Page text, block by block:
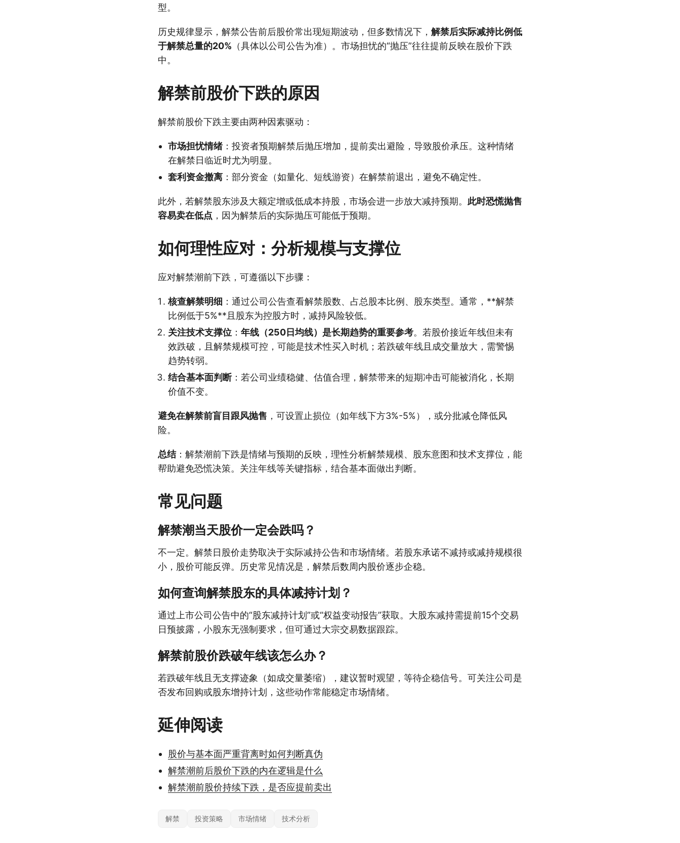
型。
历史规律显示，解禁公告前后股价常出现短期波动，但多数情况下， 解禁后实际减持比例低
于解禁总量的20% （具体以公司公告为准）。市场担忧的“抛压”往往提前反映在股价下跌
中。
解禁前股价下跌的原因
解禁前股价下跌主要由两种因素驱动：
市场担忧情绪：投资者预期解禁后抛压增加，提前卖出避险，导致股价承压。这种情绪
在解禁日临近时尤为明显。
套利资金撤离 ：部分资金（如量化、短线游资）在解禁前退出，避免不确定性。
此外，若解禁股东涉及大额定增或低成本持股，市场会进一步放大减持预期。 此时恐慌抛售
容易卖在低点 ，因为解禁后的实际抛压可能低于预期。
如何理性应对：分析规模与支撑位
应对解禁潮前下跌，可遵循以下步骤：
核查解禁明细 ：通过公司公告查看解禁股数、占总股本比例、股东类型。通常，**解禁
比例低于5%**且股东为控股方时，减持风险较低。
关注技术支撑位 ： 年线（250日均线）是长期趋势的重要参考。若股价接近年线但未有
效跌破，且解禁规模可控，可能是技术性买入时机；若跌破年线且成交量放大，需警惕
趋势转弱。
结合基本面判断：若公司业绩稳健、估值合理，解禁带来的短期冲击可能被消化，长期
价值不变。
避免在解禁前盲目跟风抛售 ，可设置止损位（如年线下方3%-5%），或分批减仓降低风
险。
总结：解禁潮前下跌是情绪与预期的反映，理性分析解禁规模、股东意图和技术支撑位，能
帮助避免恐慌决策。关注年线等关键指标，结合基本面做出判断。
常见问题
解禁潮当天股价一定会跌吗？
不一定。解禁日股价走势取决于实际减持公告和市场情绪。若股东承诺不减持或减持规模很
小，股价可能反弹。历史常见情况是，解禁后数周内股价逐步企稳。
如何查询解禁股东的具体减持计划？
通过上市公司公告中的“股东减持计划”或“权益变动报告”获取。大股东减持需提前15个交易
日预披露，小股东无强制要求，但可通过大宗交易数据跟踪。
解禁前股价跌破年线该怎么办？
若跌破年线且无支撑迹象（如成交量萎缩），建议暂时观望，等待企稳信号。可关注公司是
否发布回购或股东增持计划，这些动作常能稳定市场情绪。
延伸阅读
股价与基本面严重背离时如何判断真伪
解禁潮前后股价下跌的内在逻辑是什么
解禁潮前股价持续下跌，是否应提前卖出
解禁 投资策略 市场情绪 技术分析